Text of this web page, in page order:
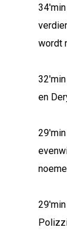
wordt
en